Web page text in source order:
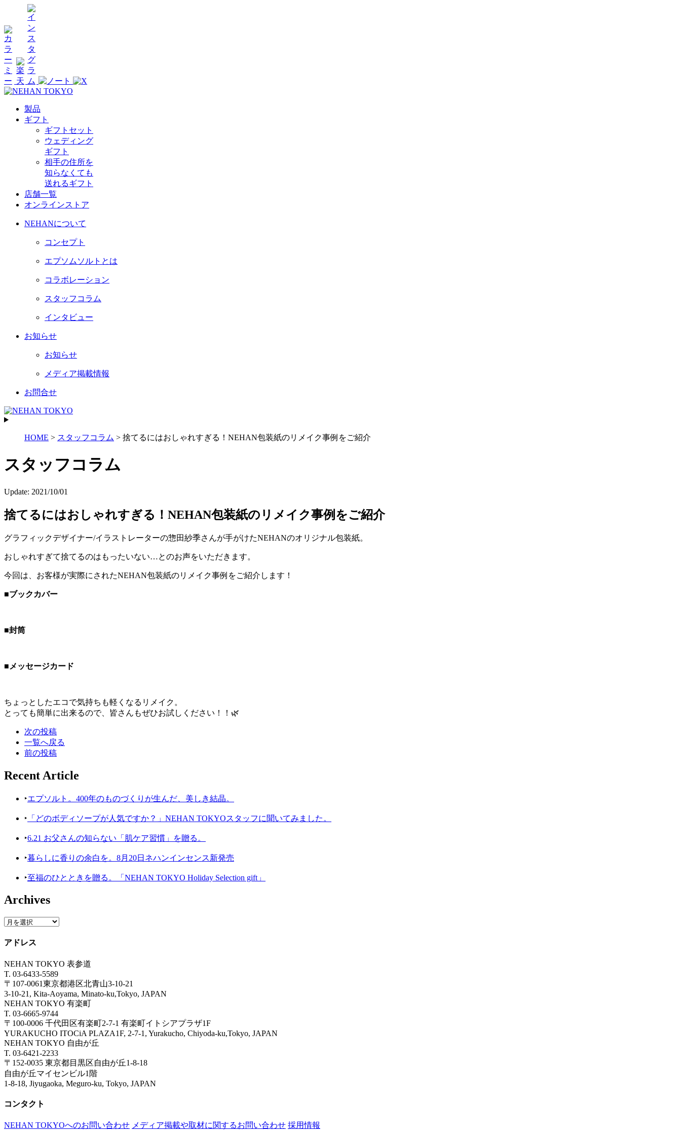
製品
ギフト
ギフトセット
ウェディング
ギフト
相手の住所を
知らなくても
送れるギフト
店舗一覧
オンラインストア
NEHANについて
コンセプト
エプソムソルトとは
コラボレーション
スタッフコラム
インタビュー
お知らせ
お知らせ
メディア掲載情報
お問合せ
HOME > スタッフコラム > 捨てるにはおしゃれすぎる！NEHAN包装紙のリメイク事例をご紹介
スタッフコラム
Update: 2021/10/01
捨てるにはおしゃれすぎる！NEHAN包装紙のリメイク事例をご紹介
グラフィックデザイナー/イラストレーターの惣田紗季さんが手がけたNEHANのオリジナル包装紙。
おしゃれすぎて捨てるのはもったいない…とのお声をいただきます。
今回は、お客様が実際にされたNEHAN包装紙のリメイク事例をご紹介します！
■ブックカバー
■封筒
■メッセージカード
ちょっとしたエコで気持ちも軽くなるリメイク。
とっても簡単に出来るので、皆さんもぜひお試しください！！🌿
次の投稿
一覧へ戻る
前の投稿
Recent Article
‣エプソルト。400年のものづくりが生んだ、美しき結晶。
‣ 「どのボディソープが人気ですか？」NEHAN TOKYOスタッフに聞いてみました。
‣6.21 お父さんの知らない「肌ケア習慣」を贈る。
‣暮らしに香りの余白を。8月20日ネハンインセンス新発売
‣至福のひとときを贈る。「NEHAN TOKYO Holiday Selection gift」
Archives
アドレス
NEHAN TOKYO 表参道
T. 03-6433-5589
〒107-0061東京都港区北青山3-10-21
3-10-21, Kita-Aoyama, Minato-ku,Tokyo, JAPAN
NEHAN TOKYO 有楽町
T. 03-6665-9744
〒100-0006 千代田区有楽町2-7-1 有楽町イトシアプラザ1F
YURAKUCHO ITOCiA PLAZA1F, 2-7-1, Yurakucho, Chiyoda-ku,Tokyo, JAPAN
NEHAN TOKYO 自由が丘
T. 03-6421-2233
〒152-0035 東京都目黒区自由が丘1-8-18
自由が丘マイセンビル1階
1-8-18, Jiyugaoka, Meguro-ku, Tokyo, JAPAN
コンタクト
NEHAN TOKYOへのお問い合わせ メディア掲載や取材に関するお問い合わせ 採用情報